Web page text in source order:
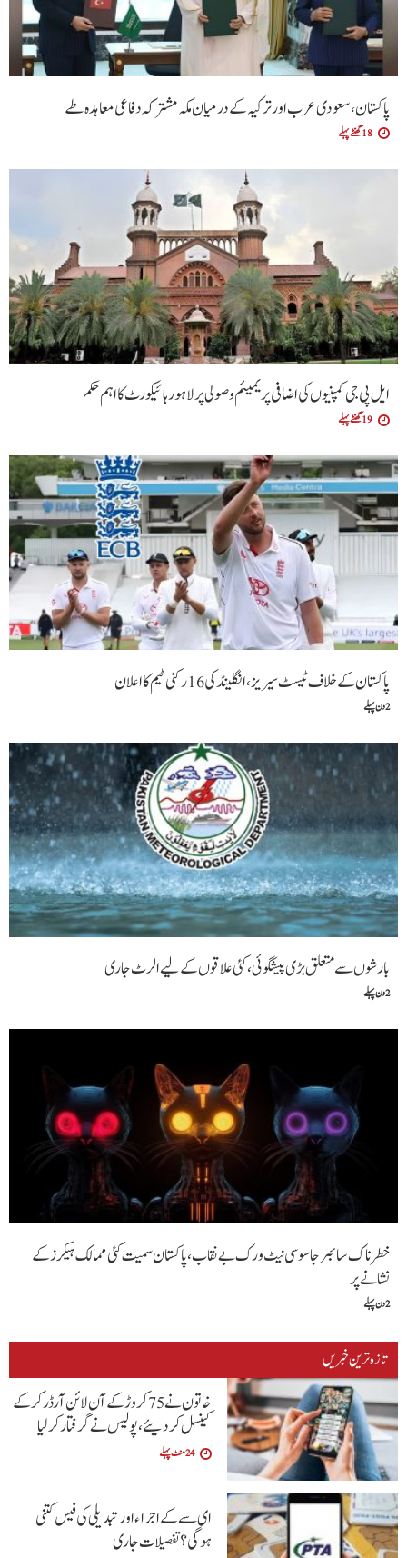
پاکستان، سعودی عرب اور ترکیہ کے درمیان مکہ مشترکہ دفاعی معاہدہ طے
18 گھنٹے پہلے
ایل پی جی کمپنیوں کی اضافی پریمیئم وصولی پر لاہور ہائیکورٹ کا اہم حکم
19 گھنٹے پہلے
پاکستان کے خلاف ٹیسٹ سیریز، انگلینڈ کی 16 رکنی ٹیم کا اعلان
2 دن پہلے
بارشوں سے متعلق بڑی پیشگوئی، کئی علاقوں کے لیے الرٹ جاری
2 دن پہلے
خطرناک سائبر جاسوسی نیٹ ورک بے نقاب، پاکستان سمیت کئی ممالک ہیکرز کے
نشانے پر
2 دن پہلے
تازہ ترین خبریں
خاتون نے 75 کروڑ کے آن لائن آرڈر کرکے
کینسل کردیئے،پولیس نے گرفتار کرلیا
24 منٹ پہلے
ای سے کے اجراءاور تبدیلی کی فیس کتنی
ہوگی؟تفصیلات جاری